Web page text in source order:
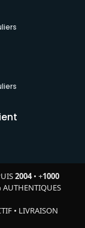
2004• +1000
AUTHENTIQUES
• LIVRAISON